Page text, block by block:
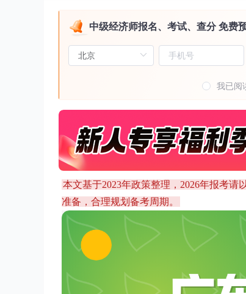
中级经济师报名、考试、查分 免费
我已阅
本文基于2023年政策整理，2026年报考
准备，合理规划备考周期。